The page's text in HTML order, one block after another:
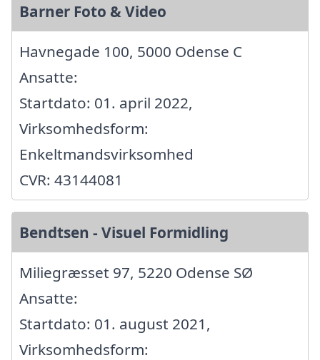
Barner Foto & Video
Havnegade 100, 5000 Odense C
Ansatte:
Startdato: 01. april 2022,
Virksomhedsform:
Enkeltmandsvirksomhed
CVR: 43144081
Bendtsen - Visuel Formidling
Miliegræsset 97, 5220 Odense SØ
Ansatte:
Startdato: 01. august 2021,
Virksomhedsform: